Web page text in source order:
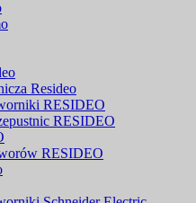
Resideo
RESIDEO
RESIDEO
RESIDEO